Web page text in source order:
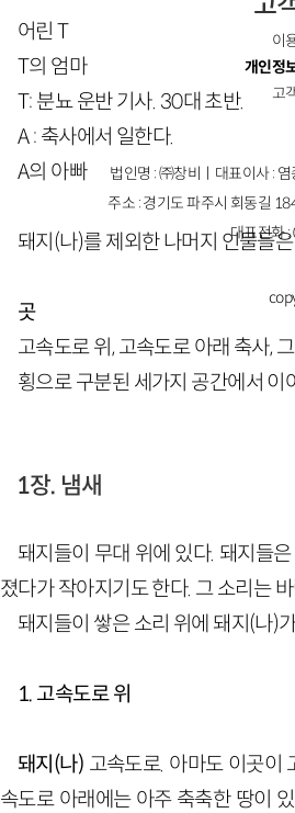
어린 T
T의 엄마
T: 분뇨 운반 기사. 30대 초반.
A : 축사에서 일한다.
A의 아빠
돼지(나)를 제외한 나머지 인물들
곳
고속도로 위, 고속도로 아래 축사,
횡으로 구분된 세가지 공간에서
1장. 냄새
돼지들이 무대 위에 있다. 돼지들
졌다가 작아지기도 한다. 그 소리는
돼지들이 쌓은 소리 위에 돼지(나)
1. 고속도로 위
돼지(나) 고속도로. 아마도 이곳이
속도로 아래에는 아주 축축한 땅이
이
개인정
고
법인명 : ㈜창비ㅣ대표이사 :
주소 : 경기도 파주시 회동길
대표전화